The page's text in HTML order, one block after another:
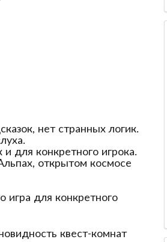
нет странных логик.
для конкретного игрока.
открытом космосе
игра для конкретного
квест-комнат